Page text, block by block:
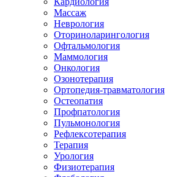
Массаж
Неврология
Оториноларингология
Офтальмология
Маммология
Онкология
Озонотерапия
Ортопедия-травматология
Остеопатия
Профпатология
Пульмонология
Рефлексотерапия
Терапия
Урология
Физиотерапия